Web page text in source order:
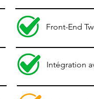
Front-End
Intégration